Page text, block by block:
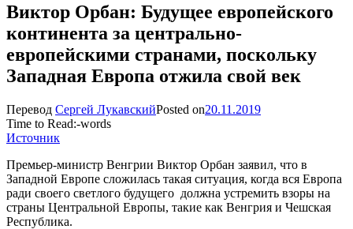
Виктор Орбан: Будущее европейского
континента за центрально-
европейскими странами, поскольку
Западная Европа отжила свой век
Перевод Сергей ЛукавскийPosted on20.11.2019
Time to Read:-words
Источник
Премьер-министр Венгрии Виктор Орбан заявил, что в
Западной Европе сложилась такая ситуация, когда вся Европа
ради своего светлого будущего должна устремить взоры на
страны Центральной Европы, такие как Венгрия и Чешская
Республика.